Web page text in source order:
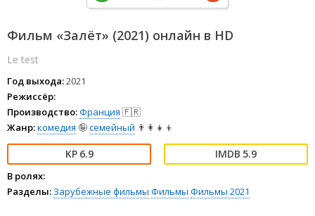
Фильм «Залёт» (2021) онлайн в HD
Le test
Год выхода:2021
Режиссёр:
Производство:Франция 🇫🇷
Жанр:комедия 🤪семейный 👨‍👩‍👧‍👦
6.9 5.9
В ролях:
Разделы: Зарубежные фильмы Фильмы Фильмы 2021